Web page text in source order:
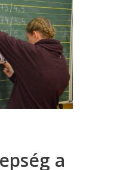
a